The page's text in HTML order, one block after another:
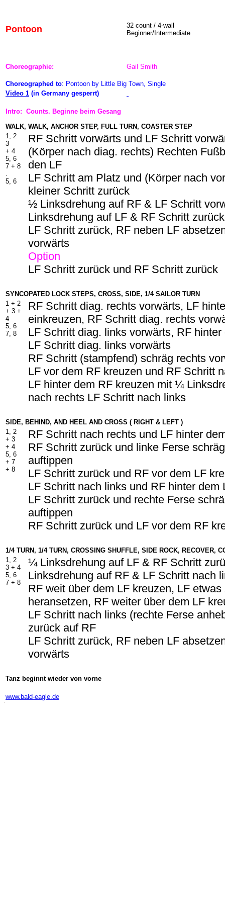
Pontoon
32 count / 4-wall
Beginner/Intermediate
Choreographie: Gail Smith
Choreographed to: Pontoon by Little Big Town, Single
Video 1 (in Germany gesperrt)
Intro: Counts. Beginne beim Gesang
WALK, WALK, ANCHOR STEP, FULL TURN, COASTER STEP
1, 2
3
+ 4
5, 6
7 + 8
.
5, 6
RF Schritt vorwärts und LF Schritt
(Körper nach diag. rechts) Rechten
den LF
LF Schritt am Platz und (Körper nach
kleiner Schritt zurück
½ Linksdrehung auf RF & LF Schritt
Linksdrehung auf LF & RF Schritt zurück
LF Schritt zurück, RF neben LF
vorwärts
Option
LF Schritt zurück und RF Schritt zurück
SYNCOPATED LOCK STEPS, CROSS, SIDE, 1/4 SAILOR TURN
1 + 2
+ 3 +
4
5, 6
7, 8
RF Schritt diag. rechts vorwärts, LF
einkreuzen, RF Schritt diag. rechts
LF Schritt diag. links vorwärts, RF
LF Schritt diag. links vorwärts
RF Schritt (stampfend) schräg rechts
LF vor dem RF kreuzen und RF Schritt
LF hinter dem RF kreuzen mit ¼
nach rechts LF Schritt nach links
SIDE, BEHIND, AND HEEL AND CROSS ( RIGHT & LEFT )
1, 2
+ 3
+ 4
5, 6
+ 7
+ 8
RF Schritt nach rechts und LF hinter
RF Schritt zurück und linke Ferse
auftippen
LF Schritt zurück und RF vor dem LF
LF Schritt nach links und RF hinter dem
LF Schritt zurück und rechte Ferse
auftippen
RF Schritt zurück und LF vor dem RF
1/4 TURN, 1/4 TURN, CROSSING SHUFFLE, SIDE ROCK, RECOVER,
1, 2
3 + 4
5, 6
7 + 8
¼ Linksdrehung auf LF & RF Schritt
Linksdrehung auf RF & LF Schritt nach
RF weit über dem LF kreuzen, LF etwas
heransetzen, RF weiter über dem LF
LF Schritt nach links (rechte Ferse
zurück auf RF
LF Schritt zurück, RF neben LF
vorwärts
Tanz beginnt wieder von vorne
www.bald-eagle.de